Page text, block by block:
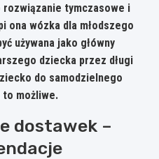
tymczasowe i
ona wózka dla młodszego
używana jako główny
dziecka przez długi
do samodzielnego
to możliwe.
dostawek –